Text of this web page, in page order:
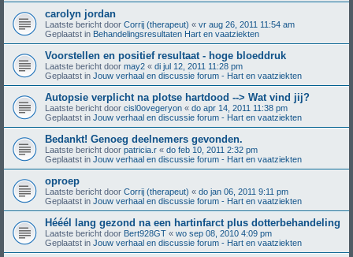
carolyn jordan
Laatste bericht door Corrij (therapeut) « vr aug 26, 2011 11:54 am
Geplaatst in Behandelingsresultaten Hart en vaatziekten
Voorstellen en positief resultaat - hoge bloeddruk
Laatste bericht door may2 « di jul 12, 2011 11:28 pm
Geplaatst in Jouw verhaal en discussie forum - Hart en vaatziekten
Autopsie verplicht na plotse hartdood --> Wat vind jij?
Laatste bericht door cisl0ovegeryon « do apr 14, 2011 11:38 pm
Geplaatst in Jouw verhaal en discussie forum - Hart en vaatziekten
Bedankt! Genoeg deelnemers gevonden.
Laatste bericht door patricia.r « do feb 10, 2011 2:32 pm
Geplaatst in Jouw verhaal en discussie forum - Hart en vaatziekten
oproep
Laatste bericht door Corrij (therapeut) « do jan 06, 2011 9:11 pm
Geplaatst in Jouw verhaal en discussie forum - Hart en vaatziekten
Hééél lang gezond na een hartinfarct plus dotterbehandeling
Laatste bericht door Bert928GT « wo sep 08, 2010 4:09 pm
Geplaatst in Jouw verhaal en discussie forum - Hart en vaatziekten